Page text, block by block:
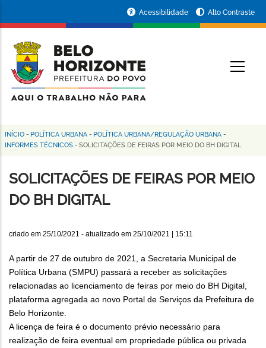
conteúdo
principal
da
Prefeitura
de
Horizonte
Acessibilidade Alto Contraste
Trilha
navegação
INÍCIO - POLÍTICA URBANA - POLÍTICA URBANA/REGULAÇÃO URBANA -
INFORMES TÉCNICOS - SOLICITAÇÕES DE FEIRAS POR MEIO DO BH DIGITAL
SOLICITAÇÕES DE FEIRAS POR MEIO
DO BH DIGITAL
criado em 25/10/2021 - atualizado em 25/10/2021 | 15:11
A partir de 27 de outubro de 2021, a Secretaria Municipal de
Política Urbana (SMPU) passará a receber as solicitações
relacionadas ao licenciamento de feiras por meio do BH Digital,
plataforma agregada ao novo Portal de Serviços da Prefeitura de
Belo Horizonte.
A licença de feira é o documento prévio necessário para
realização de feira eventual em propriedade pública ou privada